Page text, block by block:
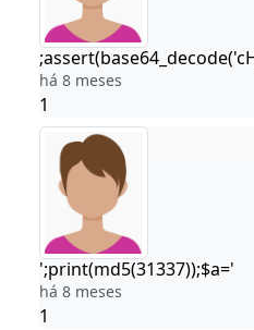
há 8 meses
1
';print(md5(31337));$a='
há 8 meses
1